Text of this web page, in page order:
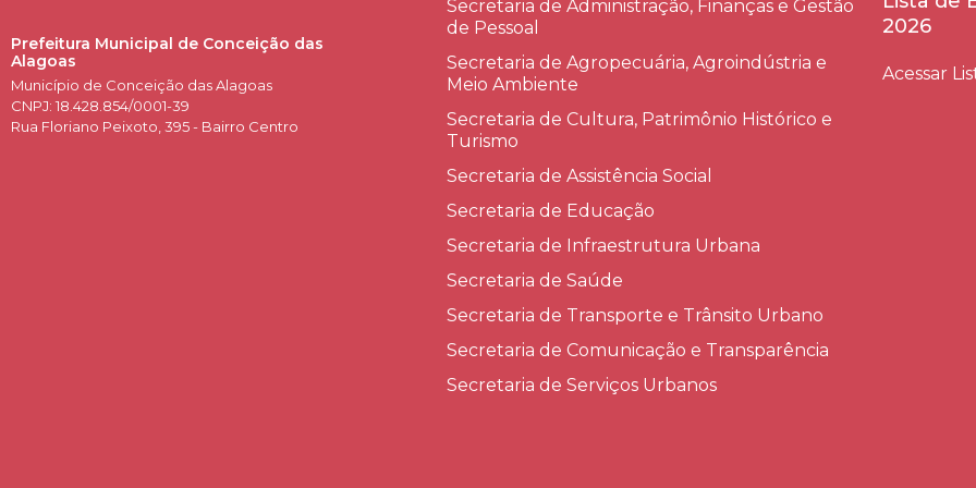
Prefeitura Municipal de Conceição das
Alagoas
Município de Conceição das Alagoas
CNPJ: 18.428.854/0001-39
Rua Floriano Peixoto, 395 - Bairro Centro
Secretaria de Administração, Finanças e Gestão
de Pessoal
Secretaria de Agropecuária, Agroindústria e
Meio Ambiente
Secretaria de Cultura, Patrimônio Histórico e
Turismo
Secretaria de Assistência Social
Secretaria de Educação
Secretaria de Infraestrutura Urbana
Secretaria de Saúde
Secretaria de Transporte e Trânsito Urbano
Secretaria de Comunicação e Transparência
Secretaria de Serviços Urbanos
2026
Acessar